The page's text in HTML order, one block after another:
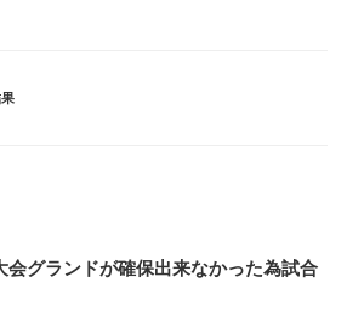
会グランドが確保出来なかった為試合